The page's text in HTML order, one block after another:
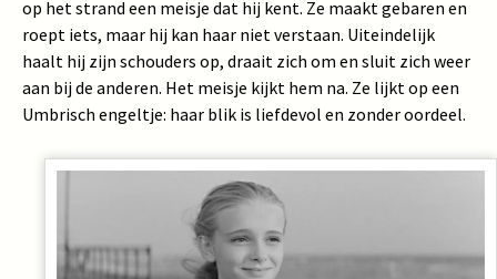
op het strand een meisje dat hij kent. Ze maakt gebaren en
roept iets, maar hij kan haar niet verstaan. Uiteindelijk
haalt hij zijn schouders op, draait zich om en sluit zich weer
aan bij de anderen. Het meisje kijkt hem na. Ze lijkt op een
Umbrisch engeltje: haar blik is liefdevol en zonder oordeel.